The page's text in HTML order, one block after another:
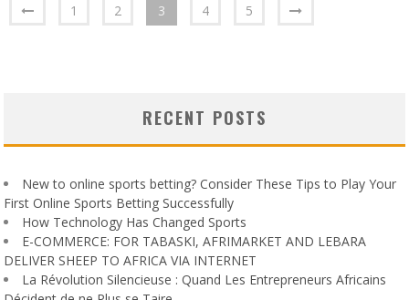
1 2 3 4 5
RECENT POSTS
New to online sports betting? Consider These Tips to Play Your
First Online Sports Betting Successfully
How Technology Has Changed Sports
E-COMMERCE: FOR TABASKI, AFRIMARKET AND LEBARA
DELIVER SHEEP TO AFRICA VIA INTERNET
La Révolution Silencieuse : Quand Les Entrepreneurs Africains